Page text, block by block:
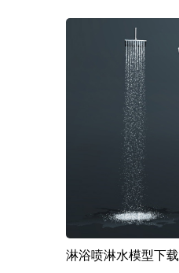
淋浴喷淋水模型下载